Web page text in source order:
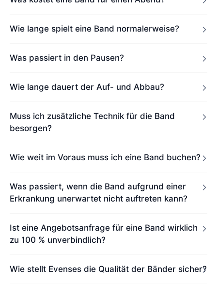
Wie lange spielt eine Band normalerweise?
Was passiert in den Pausen?
Wie lange dauert der Auf- und Abbau?
Muss ich zusätzliche Technik für die Band
besorgen?
Wie weit im Voraus muss ich eine Band buchen?
Was passiert, wenn die Band aufgrund einer
Erkrankung unerwartet nicht auftreten kann?
Ist eine Angebotsanfrage für eine Band wirklich
zu 100 % unverbindlich?
Wie stellt Evenses die Qualität der Bänder sicher?